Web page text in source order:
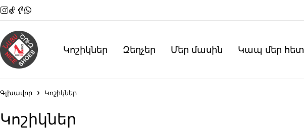
Կոշիկներ Զեղչեր Մեր մասին Կապ մեր հետ
Գլխավոր Կոշիկներ
Կոշիկներ